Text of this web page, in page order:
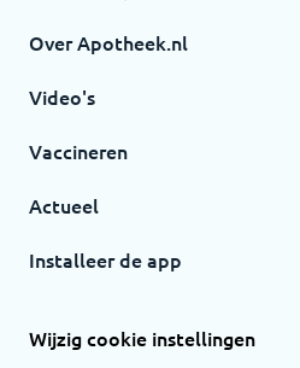
Over Apotheek.nl
Video's
Vaccineren
Actueel
Installeer de app
Wijzig cookie instellingen